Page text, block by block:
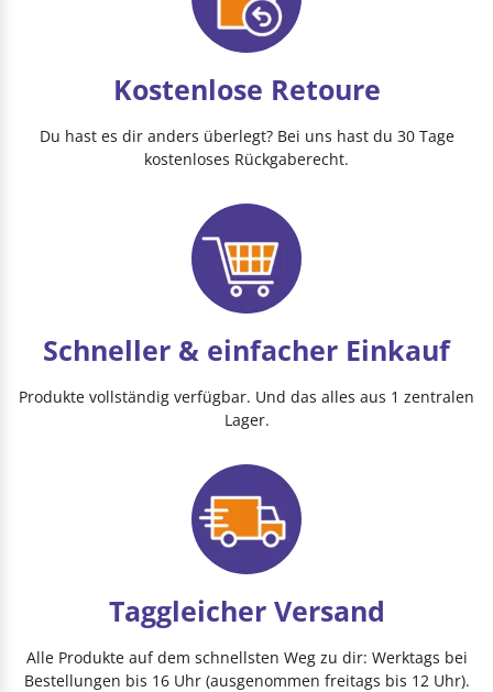
Kostenlose Retoure
Du hast es dir anders überlegt? Bei uns hast du 30 Tage
kostenloses Rückgaberecht.
Schneller & einfacher Einkauf
Produkte vollständig verfügbar. Und das alles aus 1 zentralen
Lager.
Taggleicher Versand
Alle Produkte auf dem schnellsten Weg zu dir: Werktags bei
Bestellungen bis 16 Uhr (ausgenommen freitags bis 12 Uhr).